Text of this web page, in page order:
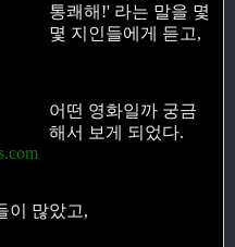
통쾌해!' 라는 말을 몇
몇 지인들에게 듣고,
어떤 영화일까 궁금
해서 보게 되었다.
이 많았고,